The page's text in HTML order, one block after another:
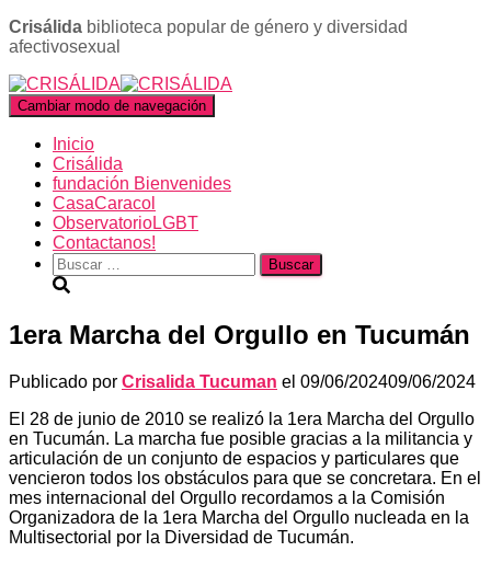
Crisálida biblioteca popular de género y diversidad
afectivosexual
Cambiar modo de navegación
Inicio
Crisálida
fundación Bienvenides
CasaCaracol
ObservatorioLGBT
Contactanos!
Buscar:
1era Marcha del Orgullo en Tucumán
Publicado por Crisalida Tucuman el 09/06/202409/06/2024
El 28 de junio de 2010 se realizó la 1era Marcha del Orgullo
en Tucumán. La marcha fue posible gracias a la militancia y
articulación de un conjunto de espacios y particulares que
vencieron todos los obstáculos para que se concretara. En el
mes internacional del Orgullo recordamos a la Comisión
Organizadora de la 1era Marcha del Orgullo nucleada en la
Multisectorial por la Diversidad de Tucumán.